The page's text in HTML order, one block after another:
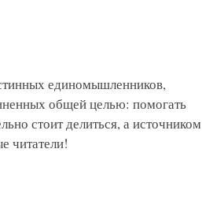
единомышленников,
общей целью: помогать
стоит делиться, а источником
читатели!